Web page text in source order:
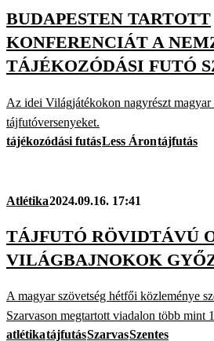
BUDAPESTEN TARTOTT
KONFERENCIÁT A
TÁJÉKOZÓDÁSI FUTÓ
Az idei Világjátékokon nagyrészt
tájfutóversenyeket.
tájékozódási futásLess Árontájfutás
Atlétika2024.09.16. 17:41
TÁJFUTÓ RÖVIDTÁVÚ
VILÁGBAJNOKOK
A magyar szövetség hétfői közleménye
Szarvason megtartott viadalon több mint
atlétikatájfutásSzarvasSzentes